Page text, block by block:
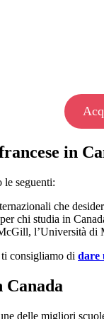
in
le seguenti:
che
chi studia in
l’Università
ti consigliamo di dare
delle migliori